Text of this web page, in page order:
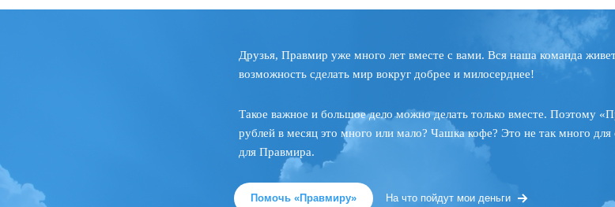
Друзья, Правмир уже много лет вместе с вами. Вся наша команда
возможность сделать мир вокруг добрее и милосерднее!
Такое важное и большое дело можно делать только вместе. Поэтому
рублей в месяц это много или мало? Чашка кофе? Это не так много
для Правмира.
Помочь «Правмиру» На что пойдут мои деньги